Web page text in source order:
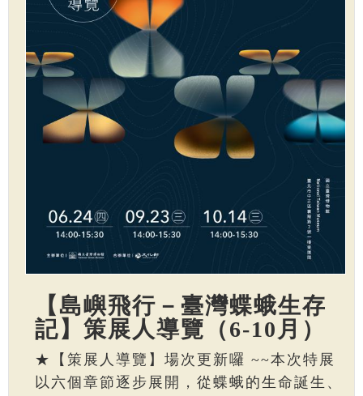
【島嶼飛行－臺灣蝶蛾生存
記】策展人導覽（6-10月）
★【策展人導覽】場次更新囉 ~~本次特展
以六個章節逐步展開，從蝶蛾的生命誕生、